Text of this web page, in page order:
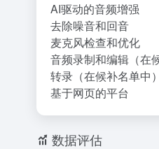
AI驱动的音频增强
去除噪音和回音
麦克风检查和优化
音频录制和编辑（在
转录（在候补名单中）
基于网页的平台
数据评估